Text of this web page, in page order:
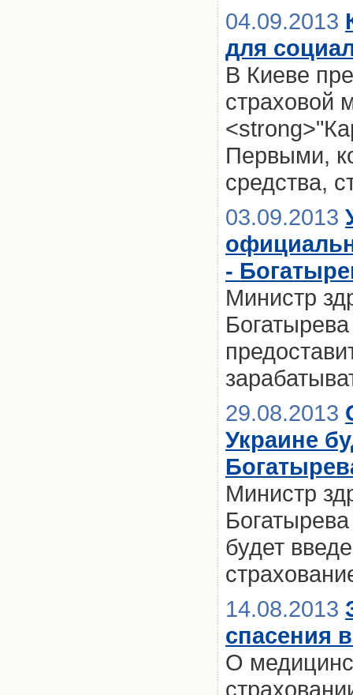
04.09.2013
для
В Киеве
страховой
Первыми,
средства,
03.09.2013
-
Министр
29.08.2013
Украине
Министр
будет
14.08.2013
спасения
О